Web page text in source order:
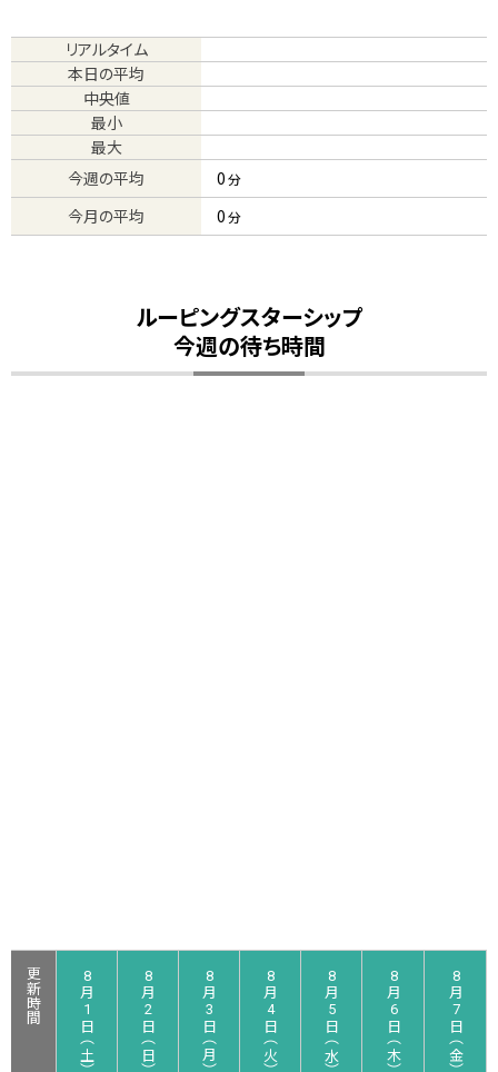
リアルタイム
本日の平均
中央値
最小
最大
今週の平均
0分
今月の平均 0分
ルーピングスターシップ
今週の待ち時間
更新時間
8
月
1
日（土）
8
月
2
日（日）
8
月
3
日（月）
8
月
4
日（火）
8
月
5
日（水）
8
月
6
日（木）
8
月
7
日（金）